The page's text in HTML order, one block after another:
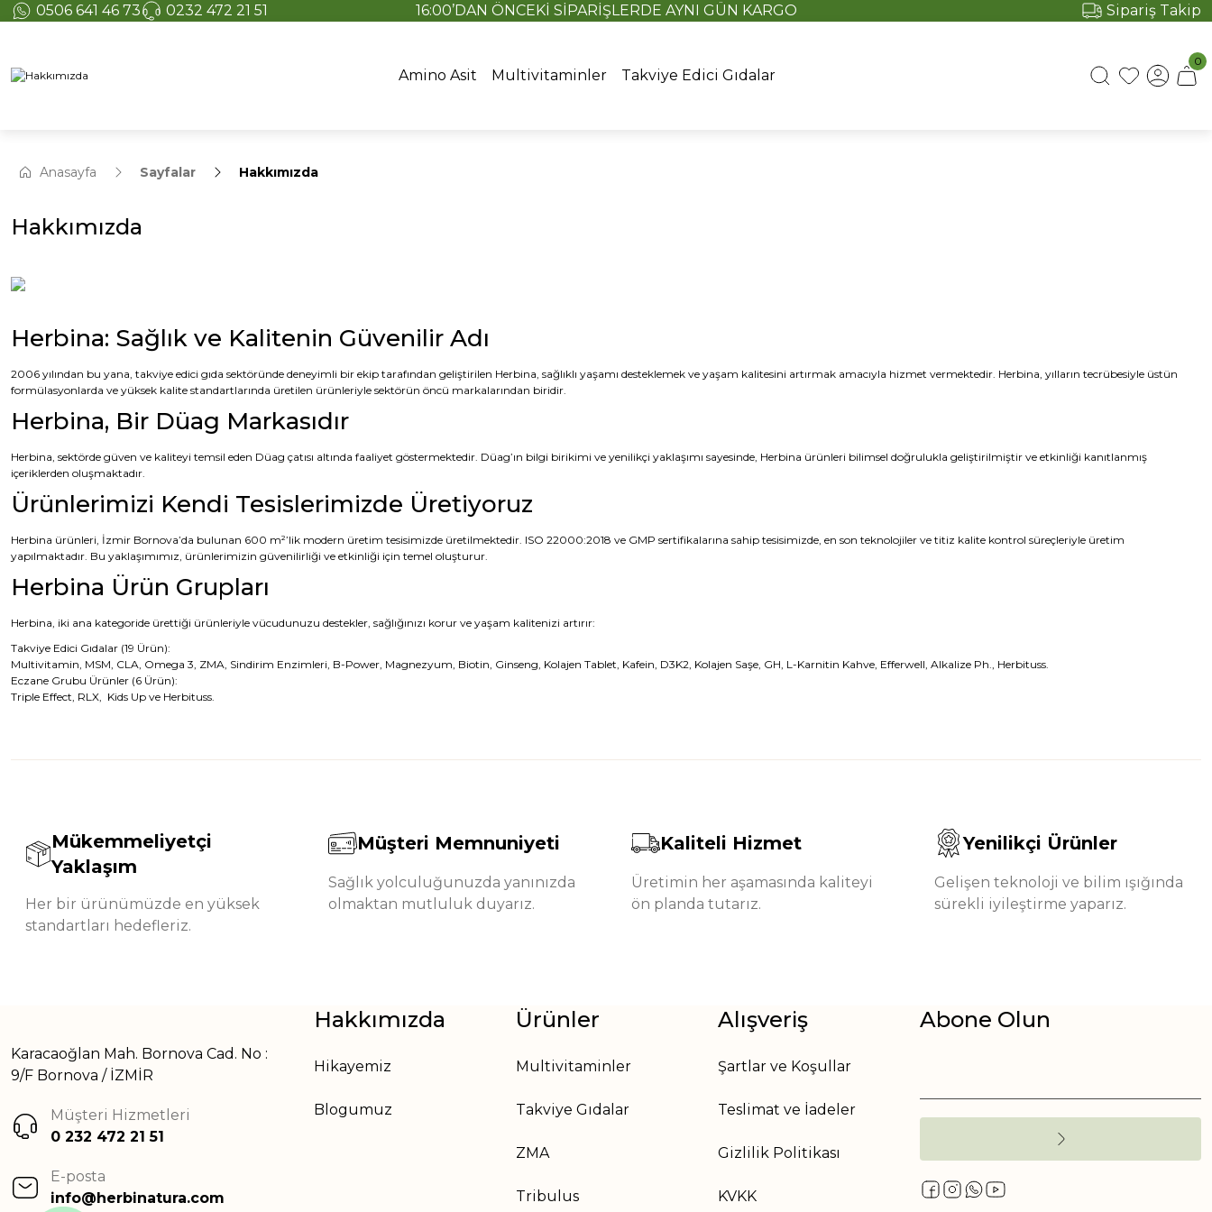
0506 641 46 73 0232 472 21 51 16:00’DAN ÖNCEKİ SİPARİŞLERDE AYNI GÜN KARGO Sipariş Takip
Amino Asit Multivitaminler Takviye Edici Gıdalar
0
Anasayfa Sayfalar Hakkımızda
Hakkımızda
Herbina: Sağlık ve Kalitenin Güvenilir Adı
2006 yılından bu yana, takviye edici gıda sektöründe deneyimli bir ekip tarafından geliştirilen Herbina, sağlıklı yaşamı desteklemek ve yaşam kalitesini artırmak amacıyla hizmet vermektedir. Herbina, yılların tecrübesiyle üstün
formülasyonlarda ve yüksek kalite standartlarında üretilen ürünleriyle sektörün öncü markalarından biridir.
Herbina, Bir Düag Markasıdır
Herbina, sektörde güven ve kaliteyi temsil eden Düag çatısı altında faaliyet göstermektedir. Düag’ın bilgi birikimi ve yenilikçi yaklaşımı sayesinde, Herbina ürünleri bilimsel doğrulukla geliştirilmiştir ve etkinliği kanıtlanmış
içeriklerden oluşmaktadır.
Ürünlerimizi Kendi Tesislerimizde Üretiyoruz
Herbina ürünleri, İzmir Bornova’da bulunan 600 m²’lik modern üretim tesisimizde üretilmektedir. ISO 22000:2018 ve GMP sertifikalarına sahip tesisimizde, en son teknolojiler ve titiz kalite kontrol süreçleriyle üretim
yapılmaktadır. Bu yaklaşımımız, ürünlerimizin güvenilirliği ve etkinliği için temel oluşturur.
Herbina Ürün Grupları
Herbina, iki ana kategoride ürettiği ürünleriyle vücudunuzu destekler, sağlığınızı korur ve yaşam kalitenizi artırır:
Takviye Edici Gıdalar (19 Ürün):
Multivitamin, MSM, CLA, Omega 3, ZMA, Sindirim Enzimleri, B-Power, Magnezyum, Biotin, Ginseng, Kolajen Tablet, Kafein, D3K2, Kolajen Saşe, GH, L-Karnitin Kahve, Efferwell, Alkalize Ph., Herbituss.
Eczane Grubu Ürünler (6 Ürün):
Triple Effect, RLX, Kids Up ve Herbituss.
Mükemmeliyetçi
Yaklaşım
Her bir ürünümüzde en yüksek
standartları hedefleriz.
Müşteri Memnuniyeti
Sağlık yolculuğunuzda yanınızda
olmaktan mutluluk duyarız.
Kaliteli Hizmet
Üretimin her aşamasında kaliteyi
ön planda tutarız.
Yenilikçi Ürünler
Gelişen teknoloji ve bilim ışığında
sürekli iyileştirme yaparız.
Karacaoğlan Mah. Bornova Cad. No :
9/F Bornova / İZMİR
Müşteri Hizmetleri
0 232 472 21 51
E-posta
info@herbinatura.com
Hakkımızda
Hikayemiz
Blogumuz
Ürünler
Multivitaminler
Takviye Gıdalar
ZMA
Tribulus
Alışveriş
Şartlar ve Koşullar
Teslimat ve İadeler
Gizlilik Politikası
KVKK
Abone Olun